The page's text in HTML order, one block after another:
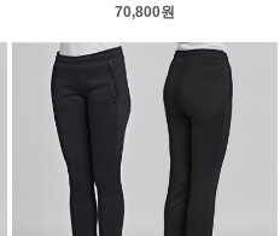
70,800원